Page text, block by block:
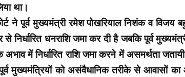
था।
ने पूर्व मुख्यमंत्री रमेश पोखरियाल निशंक व विजय
निर्धारित धनराशि जमा कर दी है जबकि पूर्व
में निर्धारित राशि जमा करने में असमर्थता
मुख्यमंत्रियों को असंवैधानिक तरीके से आवासों